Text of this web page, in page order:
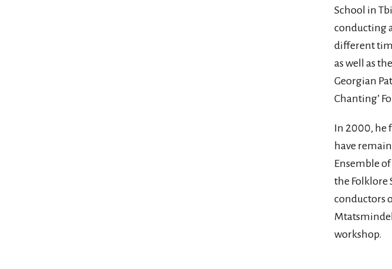
School in
conducting
different
as well as
Georgian
Chanting’
In 2000, he
have
Ensemble
the Folklore
conductors
workshop.